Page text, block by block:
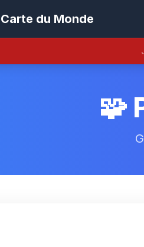
Carte du Monde
🧩